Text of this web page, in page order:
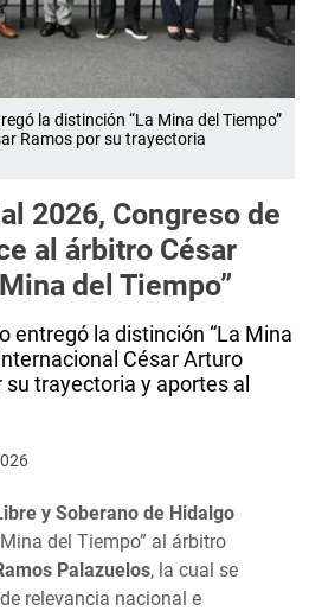
la distinción “La Mina del Tiempo”
Ramos por su trayectoria
2026, Congreso de
al árbitro César
del Tiempo”
entregó la distinción “La Mina
César Arturo
su trayectoria y aportes al
y Soberano de Hidalgo
del Tiempo” al árbitro
Palazuelos, la cual se
relevancia nacional e